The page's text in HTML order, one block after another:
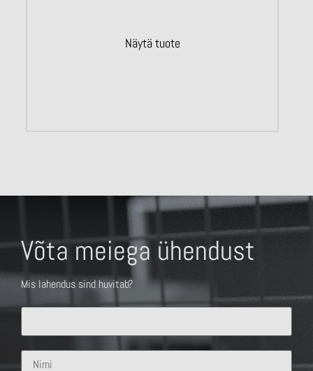
Näytä tuote
Võta meiega ühendust
Mis lahendus sind huvitab?